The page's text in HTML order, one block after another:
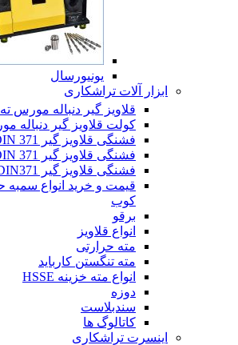
یونیورسال
ابزار آلات تراشکاری
قلاویز گیر دنباله مورس
کولت قلاویز گیر دنباله
فشنگی قلاویز گیر DIN 371 دنباله 19
فشنگی قلاویز گیر DIN 371 دنباله 31
فشنگی قلاویز گیر DIN371 دنباله 48
قیمت و خرید انواع
کوب
برقو
انواع قلاویز
مته حرارتی
مته تنگستن کارباید
انواع مته خزینه HSSE
دوزه
سندبلاست
کاتالوگ ها
اینسرت تراشکاری